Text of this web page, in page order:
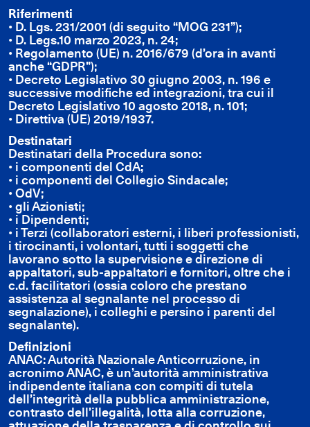
Riferimenti
• D. Lgs. 231/2001 (di seguito “MOG 231”);
• D. Legs.10 marzo 2023, n. 24;
• Regolamento (UE) n. 2016/679 (d’ora in avanti
anche “GDPR”);
• Decreto Legislativo 30 giugno 2003, n. 196 e
successive modifiche ed integrazioni, tra cui il
Decreto Legislativo 10 agosto 2018, n. 101;
• Direttiva (UE) 2019/1937.
Destinatari
Destinatari della Procedura sono:
• i componenti del CdA;
• i componenti del Collegio Sindacale;
• OdV;
• gli Azionisti;
• i Dipendenti;
• i Terzi (collaboratori esterni, i liberi professionisti,
i tirocinanti, i volontari, tutti i soggetti che
lavorano sotto la supervisione e direzione di
appaltatori, sub-appaltatori e fornitori, oltre che i
c.d. facilitatori (ossia coloro che prestano
assistenza al segnalante nel processo di
segnalazione), i colleghi e persino i parenti del
segnalante).
Definizioni
ANAC: Autorità Nazionale Anticorruzione, in
acronimo ANAC, è un’autorità amministrativa
indipendente italiana con compiti di tutela
dell’integrità della pubblica amministrazione,
contrasto dell’illegalità, lotta alla corruzione,